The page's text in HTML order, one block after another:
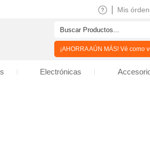
Mis
¡AHORRA AÚN MÁS! Vé como
Electrónicas